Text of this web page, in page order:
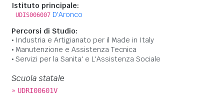
Istituto principale:
UDIS006007 D'Aronco
Percorsi di Studio:
Industria e Artigianato per il Made in Italy
Manutenzione e Assistenza Tecnica
Servizi per la Sanita' e L'Assistenza Sociale
Scuola statale
» UDRI00601V